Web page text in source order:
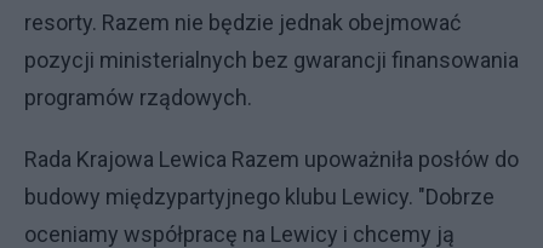
resorty. Razem nie będzie jednak obejmować
pozycji ministerialnych bez gwarancji finansowania
programów rządowych.
Rada Krajowa Lewica Razem upoważniła posłów do
budowy międzypartyjnego klubu Lewicy. "Dobrze
oceniamy współpracę na Lewicy i chcemy ją